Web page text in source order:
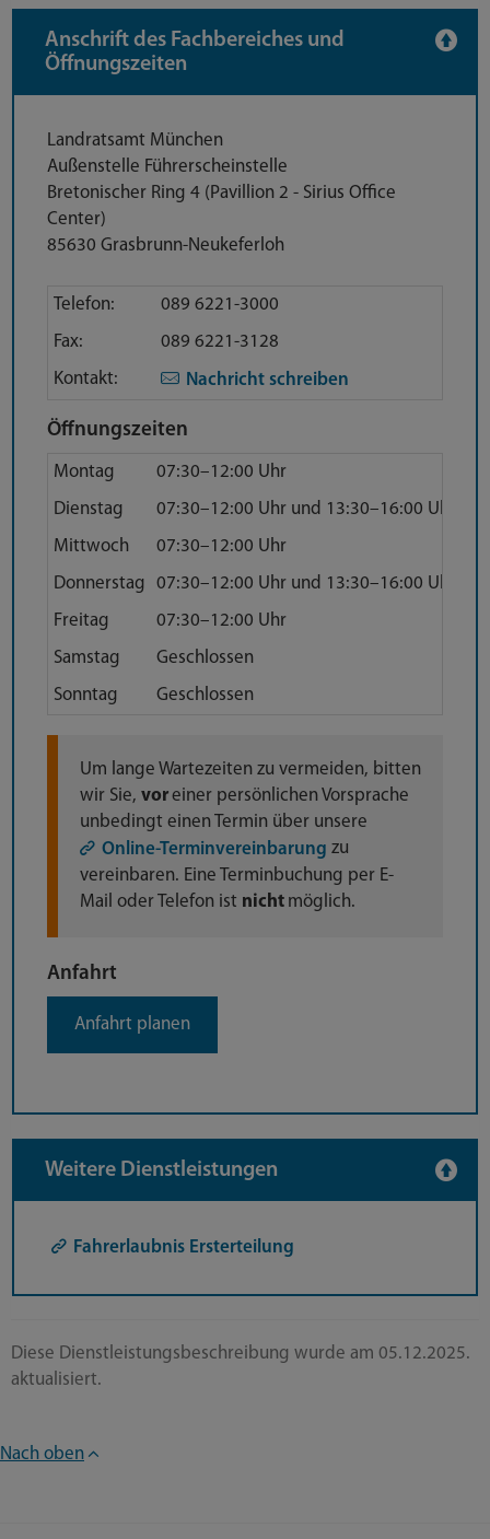
Anschrift des Fachbereiches und
Öffnungszeiten
Anschrift
Landratsamt München
Außenstelle Führerscheinstelle
Bretonischer Ring 4 (Pavillion 2 - Sirius Office
Center)
85630 Grasbrunn-Neukeferloh
Direktkontakt
Telefon:
089 6221-3000
Fax:
089 6221-3128
Kontakt:
Nachricht schreiben
Öffnungszeiten
Montag
07:30–12:00 Uhr
Dienstag
07:30–12:00 Uhr und 13:30–16:00 Uhr
Mittwoch
07:30–12:00 Uhr
Donnerstag
07:30–12:00 Uhr und 13:30–16:00 Uhr
Freitag
07:30–12:00 Uhr
Samstag
Geschlossen
Sonntag
Geschlossen
Um lange Wartezeiten zu vermeiden, bitten
wir Sie, voreiner persönlichen Vorsprache
unbedingt einen Termin über unsere
Online-Terminvereinbarung zu
vereinbaren. Eine Terminbuchung per E-
Mail oder Telefon ist nicht möglich.
Anfahrt
Anfahrt planen
Weitere Dienstleistungen
Fahrerlaubnis Ersterteilung
Diese Dienstleistungsbeschreibung wurde am 05.12.2025.
aktualisiert.
Nach oben